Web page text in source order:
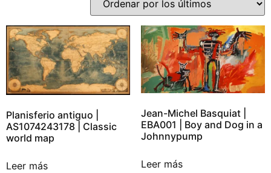
Planisferio antiguo |
AS1074243178 | Classic
world map
Leer más
Jean-Michel Basquiat |
EBA001 | Boy and Dog in a
Johnnypump
Leer más